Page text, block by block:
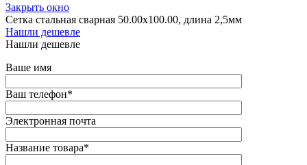
Закрыть окно
Сетка стальная сварная 50.00x100.00, длина 2,5мм
Нашли дешевле
Нашли дешевле
Ваше имя
Ваш телефон*
Электронная почта
Название товара*